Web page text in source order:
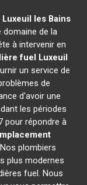
Luxeuil les Bains
domaine de la
à intervenir en
fuel Luxeuil
un service de
de
d'avoir une
les périodes
pour répondre à
plombiers
plus modernes
fuel. Nous